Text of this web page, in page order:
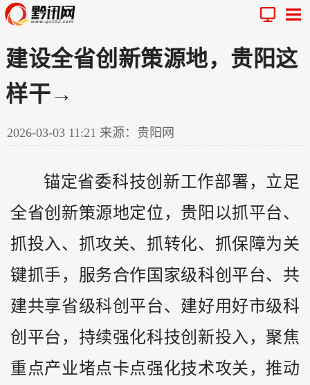
建设全省创新策源地，贵阳这
样干→
2026-03-03 11:21 来源：贵阳网
锚定省委科技创新工作部署，立足
全省创新策源地定位，贵阳以抓平台、
抓投入、抓攻关、抓转化、抓保障为关
键抓手，服务合作国家级科创平台、共
建共享省级科创平台、建好用好市级科
创平台，持续强化科技创新投入，聚焦
重点产业堵点卡点强化技术攻关，推动